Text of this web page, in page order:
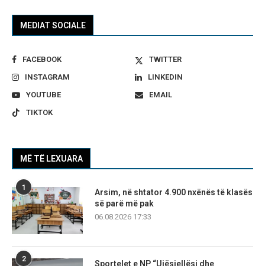
MEDIAT SOCIALE
FACEBOOK
TWITTER
INSTAGRAM
LINKEDIN
YOUTUBE
EMAIL
TIKTOK
MË TË LEXUARA
1
Arsim, në shtator 4.900 nxënës të klasës
së parë më pak
06.08.2026 17:33
2
Sportelet e NP “Ujësjellësi dhe